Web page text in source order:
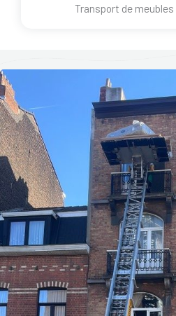
Transport de